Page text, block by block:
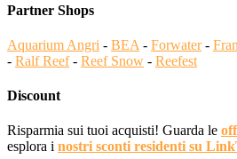
Partner Shops
Aquarium Angri - BEA - Forwater-
- Ralf Reef- Reef Snow - Reefest
Discount
Risparmia sui tuoi acquisti! Guarda le
esplora i nostri sconti residenti su